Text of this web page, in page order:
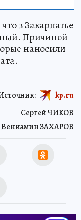
в Закарпатье
Причиной
наносили
Сергей ЧИКОВ
Вениамин ЗАХАРОВ
kp.ru